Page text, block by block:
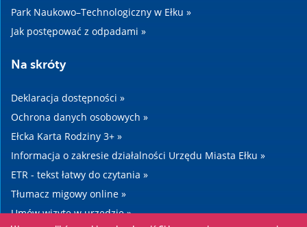
Park Naukowo–Technologiczny w Ełku »
Jak postępować z odpadami »
Na skróty
Deklaracja dostępności »
Ochrona danych osobowych »
Ełcka Karta Rodziny 3+ »
Informacja o zakresie działalności Urzędu Miasta Ełku »
ETR - tekst łatwy do czytania »
Tłumacz migowy online »
Umów wizytę w urzędzie »